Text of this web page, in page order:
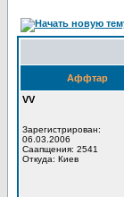
Аффтар
VV
Зарегистрирован:
06.03.2006
Саапщения: 2541
Откуда: Киев